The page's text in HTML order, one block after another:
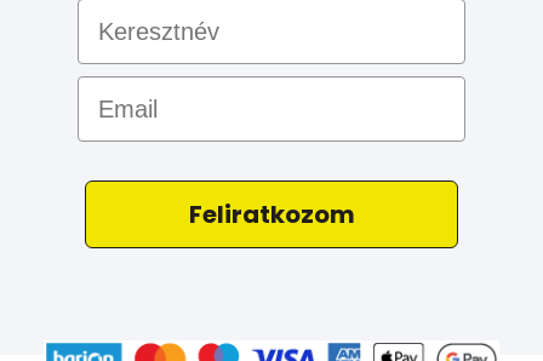
Email
Feliratkozom